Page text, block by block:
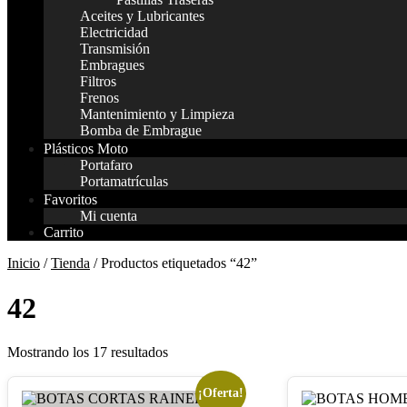
Aceites y Lubricantes
Electricidad
Transmisión
Embragues
Filtros
Frenos
Mantenimiento y Limpieza
Bomba de Embrague
Plásticos Moto
Portafaro
Portamatrículas
Favoritos
Mi cuenta
Carrito
Inicio /Tienda / Productos etiquetados “42”
42
Mostrando los 17 resultados
¡Oferta!
Este
Este